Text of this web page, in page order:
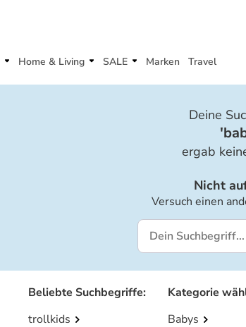
Home & Living SALE Marken Travel
Deine
'
ergab
Nicht
Versuch einen
Beliebte Suchbegriffe:
trollkids
Kategorie
Babys